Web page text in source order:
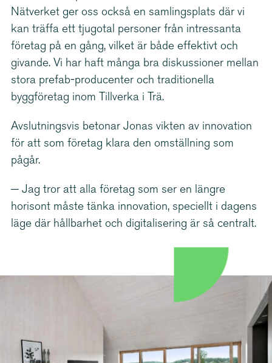
Nätverket ger oss också en samlingsplats där vi
kan träffa ett tjugotal personer från intressanta
företag på en gång, vilket är både effektivt och
givande. Vi har haft många bra diskussioner mellan
stora prefab-​producenter och traditionella
byggföretag inom Tillverka i Trä.
Avslut­ningsvis betonar Jonas vikten av innovation
för att som företag klara den omställning som
pågår.
− Jag tror att alla företag som ser en längre
horisont måste tänka innovation, speciellt i dagens
läge där hållbarhet och digita­li­sering är så centralt.